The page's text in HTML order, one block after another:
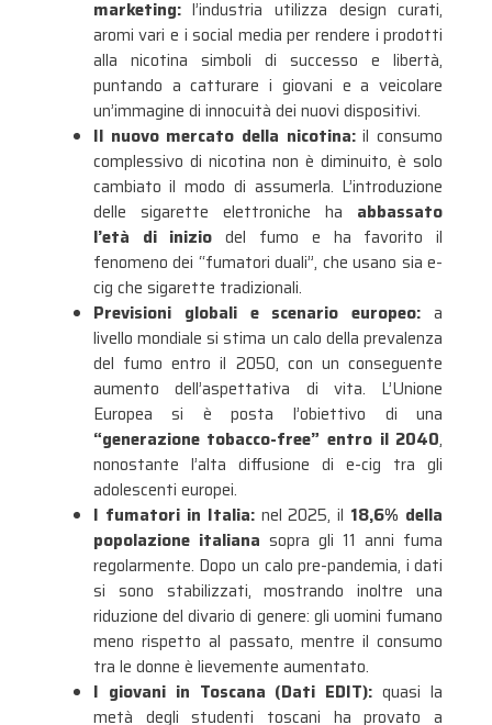
marketing:l’industria utilizza design curati,
aromi vari e i social media per rendere i prodotti
alla nicotina simboli di successo e libertà,
puntando a catturare i giovani e a veicolare
un’immagine di innocuità dei nuovi dispositivi.
Il nuovo mercato della nicotina:il consumo
complessivo di nicotina non è diminuito, è solo
cambiato il modo di assumerla. L’introduzione
delle sigarette elettroniche ha abbassato
l’età di inizio del fumo e ha favorito il
fenomeno dei “fumatori duali”, che usano sia e-
cig che sigarette tradizionali.
Previsioni globali e scenario europeo: a
livello mondiale si stima un calo della prevalenza
del fumo entro il 2050, con un conseguente
aumento dell’aspettativa di vita. L’Unione
Europea si è posta l’obiettivo di una
“generazione tobacco-free” entro il 2040,
nonostante l’alta diffusione di e-cig tra gli
adolescenti europei.
I fumatori in Italia:nel 2025, il 18,6% della
popolazione italiana sopra gli 11 anni fuma
regolarmente. Dopo un calo pre-pandemia, i dati
si sono stabilizzati, mostrando inoltre una
riduzione del divario di genere: gli uomini fumano
meno rispetto al passato, mentre il consumo
tra le donne è lievemente aumentato.
I giovani in Toscana (Dati EDIT): quasi la
metà degli studenti toscani ha provato a